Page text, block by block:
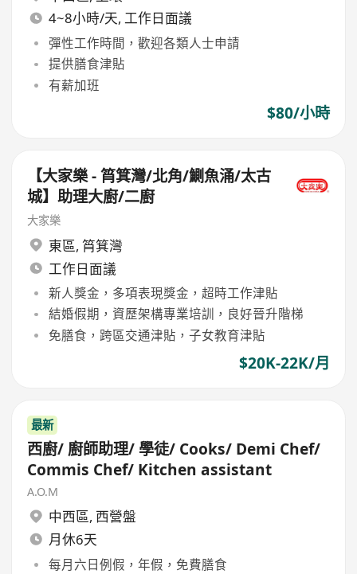
4~8小時/天, 工作日面議
彈性工作時間，歡迎各類人士申請
提供膳食津貼
有薪加班
$80/小時
【大家樂 - 筲箕灣/北角/鰂魚涌/太古
城】助理大廚/二廚
大家樂
東區, 筲箕灣
工作日面議
新人獎金，多項表現獎金，超時工作津貼
結婚假期，資歷架構專業培訓，良好晉升階梯
免膳食，跨區交通津貼，子女教育津貼
$20K-22K/月
最新
西廚/ 廚師助理/ 學徒/ Cooks/ Demi Chef/
Commis Chef/ Kitchen assistant
A.O.M
中西區, 西營盤
月休6天
每月六日例假，年假，免費膳食